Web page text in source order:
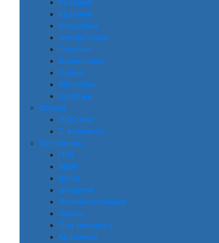
Розовые
Красные
Бордовые
Фиолетовые
Голубые
Бирюзовые
Синие
Металлик
Золотые
Форма
Простые
С фрамугой
Материалы
ПВХ
МДФ
Шпон
Экошпон
Ламинированные
Эмаль
Под покраску
Крашеные